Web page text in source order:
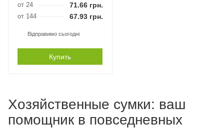
от 24 71.66 грн.
от 144 67.93 грн.
Відправимо сьогодні
Купить
Хозяйственные сумки: ваш
помощник в повседневных